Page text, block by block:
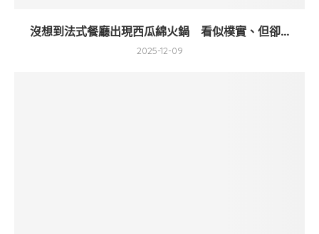
沒想到法式餐廳出現西瓜綿火鍋 看似樸實、但卻...
2025-12-09